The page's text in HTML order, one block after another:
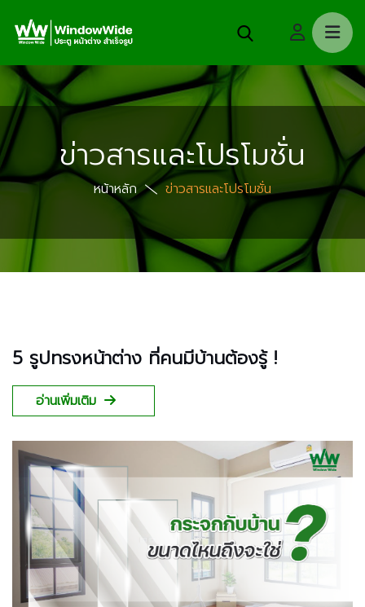
ข่าวสารและโปรโมชั่น
หน้าหลัก ข่าวสารและโปรโมชั่น
5 รูปทรงหน้าต่าง ที่คนมีบ้านต้องรู้ !
อ่านเพิ่มเติม